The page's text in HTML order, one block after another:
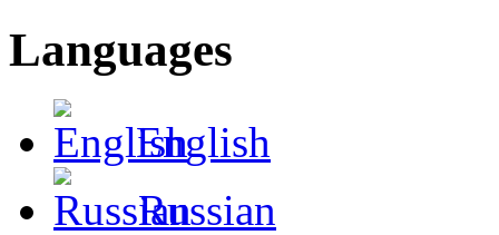
Languages
English
Russian